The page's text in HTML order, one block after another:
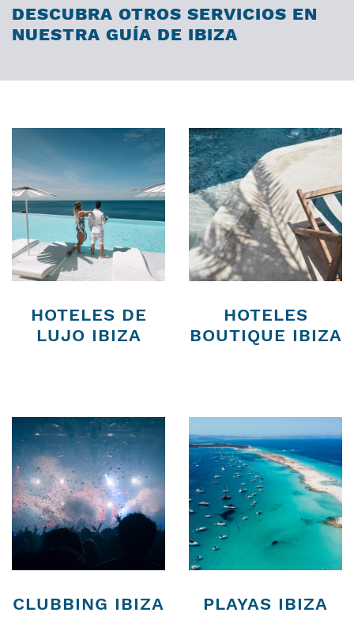
DESCUBRA OTROS SERVICIOS EN
NUESTRA GUÍA DE IBIZA
HOTELES DE
LUJO IBIZA
HOTELES
BOUTIQUE IBIZA
CLUBBING IBIZA PLAYAS IBIZA